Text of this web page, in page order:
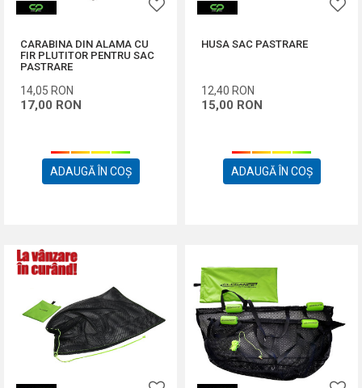
CARABINA DIN ALAMA CU
FIR PLUTITOR PENTRU SAC
PASTRARE
14,05 RON
17,00 RON
ADAUGĂ ÎN COȘ
HUSA SAC PASTRARE
12,40 RON
15,00 RON
ADAUGĂ ÎN COȘ